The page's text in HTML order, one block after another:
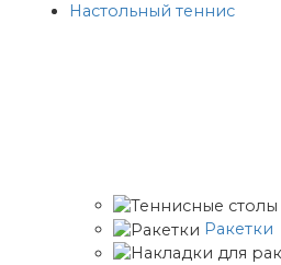
Настольный теннис
Ракетки